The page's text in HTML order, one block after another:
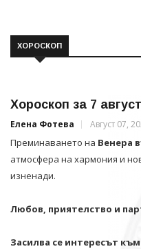
ХОРОСКОП
Хороскоп за 7 август
Елена Фотева Август 07,
Преминаването на Венера
атмосфера на хармония и
изненади.
Любов, приятелство и
Засилва се интересът